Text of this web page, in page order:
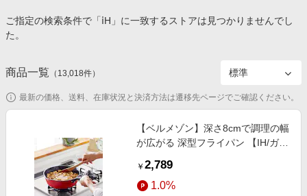
百貨店・総合ECモール
食品・スイーツ・お酒
コスメ・健康・医薬品
家電・PC・スマホ・カメラ
エンタメ
イベント一覧
初回購入者限定特典
対象ストア新規限定特典
電子書籍特集
楽天ペイ導入ストア
楽天サービス特集
ご指定の検索条件で「ⅰH」に一致するストアは見つかりませんでし
た。
商品一覧 （ 13,018件）
最新の価格、送料、在庫状況と決済方法は遷移先ページでご確認ください。
【ベルメゾン】深さ8cmで調理の幅
が広がる 深型フライパン 【IH/ガス
￥ 2,789
1.0%